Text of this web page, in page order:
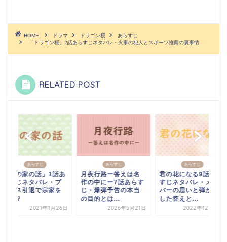
HOME ドラマ ドラゴン桜
あらすじ
「ドラゴン桜」2話あらすじネタバレ・火事の犯人とスポーツ推薦の裏事情
RELATED POST
あらすじ
「俺の家の話」1話あ
らすじネタバレ・プ
ロレス引退で宗家を
継承？
2021年1月26日
あらすじ
月夜行路ー答えは名
作の中にー7話あらす
じ・爆弾予告の本当
の目的とは...
2026年5月21日
あらすじ
君の花になる9話あら
すじネタバレ・メン
バーの思いと弾が出
した答えと...
2022年12月14日